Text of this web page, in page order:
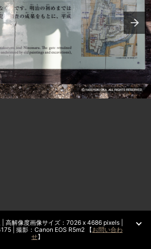
| 高解像度画像サイズ：7026 x 4686 pixels |
| 撮影：Canon EOS R5m2 【お問い合わ
せ】